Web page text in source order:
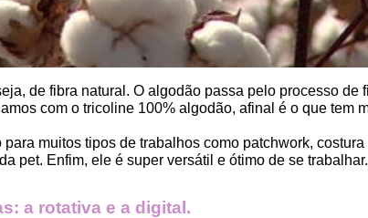
de fibra natural. O algodão passa pelo processo
com o tricoline 100% algodão, afinal é o que tem
muitos tipos de trabalhos como patchwork,
pet. Enfim, ele é super versátil e ótimo de se trabalhar.
a rotativa e a digital.